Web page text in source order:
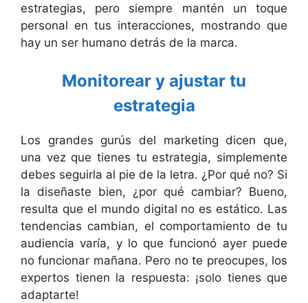
estrategias, pero siempre mantén un toque
personal en tus interacciones, mostrando que
hay un ser humano detrás de la marca.
Monitorear y ajustar tu
estrategia
Los grandes gurús del marketing dicen que,
una vez que tienes tu estrategia, simplemente
debes seguirla al pie de la letra. ¿Por qué no? Si
la diseñaste bien, ¿por qué cambiar? Bueno,
resulta que el mundo digital no es estático. Las
tendencias cambian, el comportamiento de tu
audiencia varía, y lo que funcionó ayer puede
no funcionar mañana. Pero no te preocupes, los
expertos tienen la respuesta: ¡solo tienes que
adaptarte!